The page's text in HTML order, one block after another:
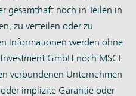
gesamthaft noch in Teilen in
zu verteilen oder zu
Informationen werden ohne
GmbH noch MSCI
verbundenen Unternehmen
implizite Garantie oder